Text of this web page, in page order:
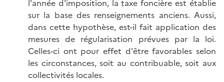
l'année d'imposition, la taxe foncière est établie
sur la base des renseignements anciens. Aussi,
dans cette hypothèse, est-il fait application des
mesures de régularisation prévues par la loi.
Celles-ci ont pour effet d'être favorables selon
les circonstances, soit au contribuable, soit aux
collectivités locales.